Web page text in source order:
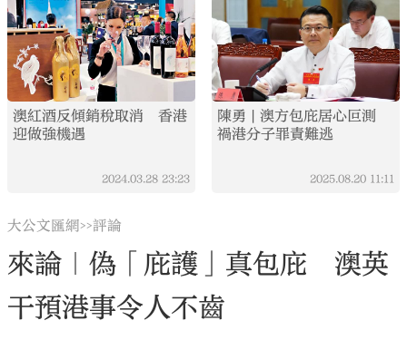
澳紅酒反傾銷稅取消 香港
迎做強機遇
2024.03.28 23:23
陳勇 | 澳方包庇居心叵測
禍港分子罪責難逃
2025.08.20 11:11
大公文匯網>>評論
來論｜偽「庇護」真包庇 澳英
干預港事令人不齒